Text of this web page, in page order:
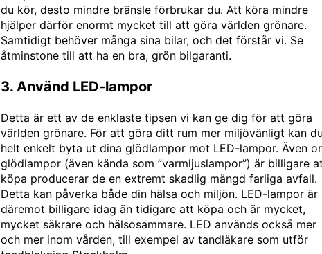
du kör, desto mindre bränsle förbrukar du. Att köra mindre
hjälper därför enormt mycket till att göra världen grönare.
Samtidigt behöver många sina bilar, och det förstår vi. Se
åtminstone till att ha en bra, grön bilgaranti.
3. Använd LED-lampor
Detta är ett av de enklaste tipsen vi kan ge dig för att göra
världen grönare. För att göra ditt rum mer miljövänligt kan du
helt enkelt byta ut dina glödlampor mot LED-lampor. Även
glödlampor (även kända som ”varmljuslampor”) är billigare
köpa producerar de en extremt skadlig mängd farliga avfall.
Detta kan påverka både din hälsa och miljön. LED-lampor är
däremot billigare idag än tidigare att köpa och är mycket,
mycket säkrare och hälsosammare. LED används också mer
och mer inom vården, till exempel av tandläkare som utför